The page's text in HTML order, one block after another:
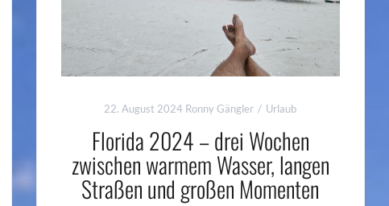
22. August 2024 Ronny Gängler Urlaub
Florida 2024 – drei Wochen
zwischen warmem Wasser, langen
Straßen und großen Momenten